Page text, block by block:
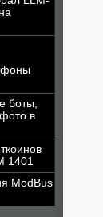
боты,
в
1401
ModBus